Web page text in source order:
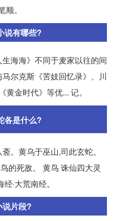
。
说有哪些?
海海》不同于麦家以往的间
尔克斯《苦妓回忆录》、川
金时代》等优... 记。
各是什么?
。黄乌于巫山,司此玄蛇。
的死敌。 黄鸟 诛仙四大灵
·大荒南经。
说片段?